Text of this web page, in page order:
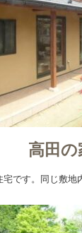
高田の
です。同じ敷